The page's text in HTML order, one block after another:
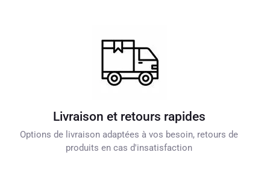
Livraison et retours rapides
Options de livraison adaptées à vos besoin, retours de
produits en cas d'insatisfaction